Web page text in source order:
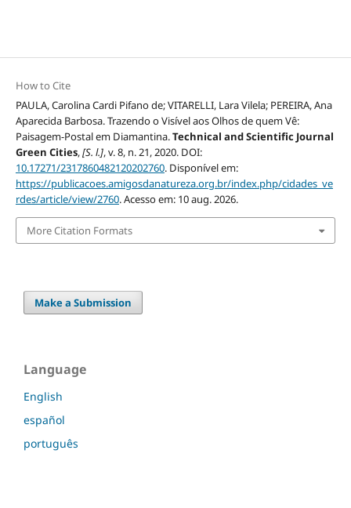
How to Cite
PAULA, Carolina Cardi Pifano de; VITARELLI, Lara Vilela; PEREIRA, Ana
Aparecida Barbosa. Trazendo o Visível aos Olhos de quem Vê:
Paisagem-Postal em Diamantina.Technical and Scientific Journal
Green Cities,[S. l.], v. 8, n. 21, 2020. DOI:
10.17271/2317860482120202760. Disponível em:
https://publicacoes.amigosdanatureza.org.br/index.php/cidades_ve
rdes/article/view/2760. Acesso em: 10 aug. 2026.
More Citation Formats
Make a Submission
Language
English
español
português